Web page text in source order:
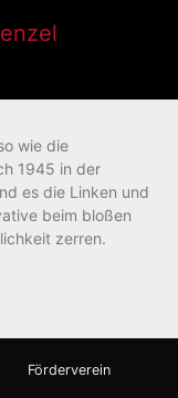
wie die
1945 in der
es die Linken und
beim bloßen
zerren.
Förderverein